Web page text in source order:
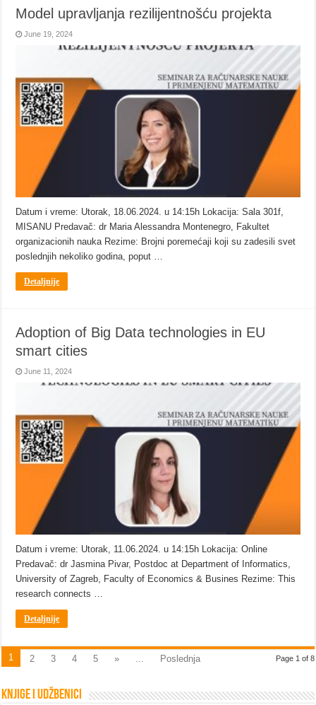
Model upravljanja rezilijentnošću projekta
June 19, 2024
Datum i vreme: Utorak, 18.06.2024. u 14:15h Lokacija: Sala 301f,
MISANU Predavač: dr Maria Alessandra Montenegro, Fakultet
organizacionih nauka Rezime: Brojni poremećaji koji su zadesili svet
poslednjih nekoliko godina, poput …
Detaljnije
Adoption of Big Data technologies in EU
smart cities
June 11, 2024
Datum i vreme: Utorak, 11.06.2024. u 14:15h Lokacija: Online
Predavač: dr Jasmina Pivar, Postdoc at Department of Informatics,
University of Zagreb, Faculty of Economics & Busines Rezime: This
research connects …
Detaljnije
Page 1 of 8
1 2 3 4 5 » Poslednja
Knjige i udžbenici